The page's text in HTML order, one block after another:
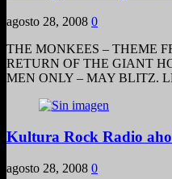
agosto 28, 2008 0
THE MONKEES – THEME
RETURN OF THE GIANT
MEN ONLY – MAY BLITZ.
Kultura Rock Radio
agosto 28, 2008 0